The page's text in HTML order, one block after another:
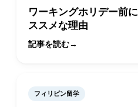
ワーキングホリデー前
ススメな理由
記事を読む
フィリピン留学